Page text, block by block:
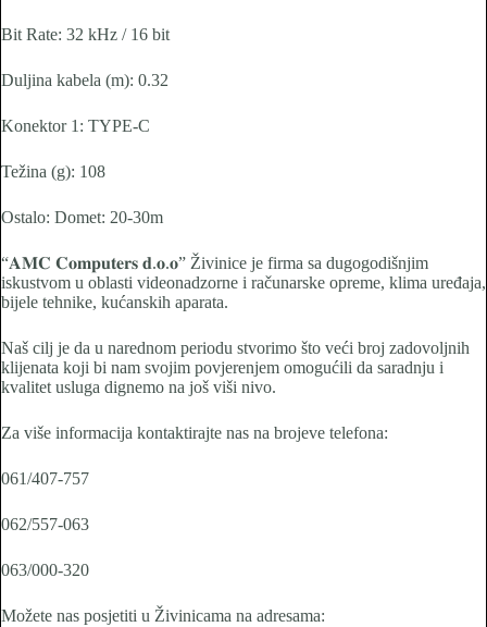
Bit Rate: 32 kHz / 16 bit
Duljina kabela (m): 0.32
Konektor 1: TYPE-C
Težina (g): 108
Ostalo: Domet: 20-30m
“𝐀𝐌𝐂 𝐂𝐨𝐦𝐩𝐮𝐭𝐞𝐫𝐬 𝐝.𝐨.𝐨” Živinice je firma sa dugogodišnjim
iskustvom u oblasti videonadzorne i računarske opreme, klima uređaja,
bijele tehnike, kućanskih aparata.
Naš cilj je da u narednom periodu stvorimo što veći broj zadovoljnih
klijenata koji bi nam svojim povjerenjem omogućili da saradnju i
kvalitet usluga dignemo na još viši nivo.
Za više informacija kontaktirajte nas na brojeve telefona:
061/407-757
062/557-063
063/000-320
Možete nas posjetiti u Živinicama na adresama: